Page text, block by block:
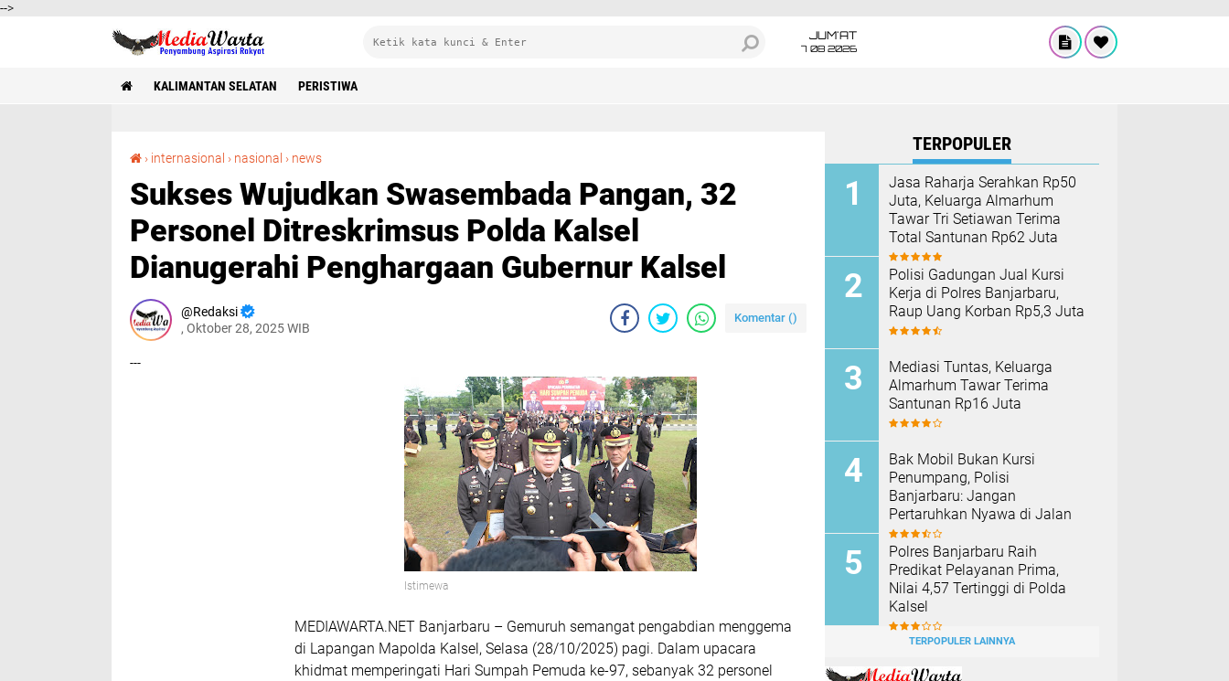
-->
JUM'AT
7 08 2026
KALIMANTAN SELATAN PERISTIWA
› internasional › nasional › news
Sukses Wujudkan Swasembada Pangan, 32
Personel Ditreskrimsus Polda Kalsel
Dianugerahi Penghargaan Gubernur Kalsel
Redaksi
, Oktober 28, 2025 WIB
Komentar ()
---
Istimewa
MEDIAWARTA.NET Banjarbaru – Gemuruh semangat pengabdian menggema
di Lapangan Mapolda Kalsel, Selasa (28/10/2025) pagi. Dalam upacara
khidmat memperingati Hari Sumpah Pemuda ke-97, sebanyak 32 personel
TERPOPULER
Jasa Raharja Serahkan Rp50
Juta, Keluarga Almarhum
Tawar Tri Setiawan Terima
Total Santunan Rp62 Juta
Polisi Gadungan Jual Kursi
Kerja di Polres Banjarbaru,
Raup Uang Korban Rp5,3 Juta
Mediasi Tuntas, Keluarga
Almarhum Tawar Terima
Santunan Rp16 Juta
Bak Mobil Bukan Kursi
Penumpang, Polisi
Banjarbaru: Jangan
Pertaruhkan Nyawa di Jalan
Polres Banjarbaru Raih
Predikat Pelayanan Prima,
Nilai 4,57 Tertinggi di Polda
Kalsel
TERPOPULER LAINNYA